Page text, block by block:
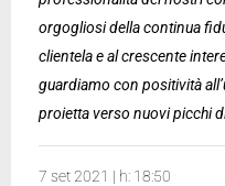
orgogliosi della continua
clientela e al crescente
guardiamo con positività
proietta verso nuovi picchi
7 set 2021 | h: 18:50